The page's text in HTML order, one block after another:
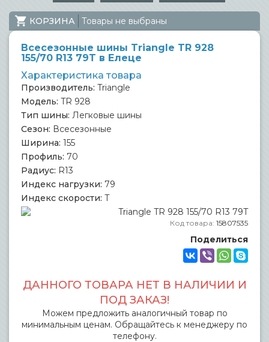
КОРЗИНА Товары не выбраны
Всесезонные шины Triangle TR 928
155/70 R13 79T в Елеце
Характеристика товара
Производитель: Triangle
Модель: TR 928
Тип шины: Легковые шины
Сезон: Всесезонные
Ширина: 155
Профиль: 70
Радиус: R13
Индекс нагрузки: 79
Индекс скорости: T
Код товара: 15807535
Поделиться
ДАННОГО ТОВАРА НЕТ В НАЛИЧИИ И
ПОД ЗАКАЗ!
Можем предложить аналогичный товар по
минимальным ценам. Обращайтесь к менеджеру по
телефону.